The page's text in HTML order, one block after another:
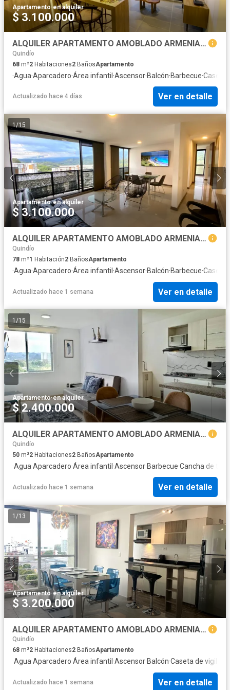
Apartamento·en alquiler
$ 3.100.000
ALQUILER APARTAMENTO AMOBLADO ARMENIA EN ZONATA CENTRO MEDICO
Quindío
68 m²2 Habitaciones2 BañosApartamento
·Agua·Aparcadero·Área infantil·Ascensor·Balcón·Barbecue·Caseta
Actualizado hace 4 días Ver en detalle
1/15
Apartamento·en alquiler
$ 3.100.000
ALQUILER APARTAMENTO AMOBLADO ARMENIA IMPACTANTE VISTA A LA MONTAÑA
Quindío
78 m²1 Habitación2 BañosApartamento
·Agua·Aparcadero·Área infantil ·Ascensor·Balcón·Barbecue·Caseta
Actualizado hace 1 semana Ver en detalle
1 /15
Apartamento·en alquiler
$ 2.400.000
ALQUILER APARTAMENTO AMOBLADO ARMENIA ESPECTACULAR VISTA CAFETERA
Quindío
50 m²2 Habitaciones2 BañosApartamento
·Agua·Aparcadero·Área infantil ·Ascensor·Barbecue·Cancha de
Actualizado hace 1 semana Ver en detalle
1 /13
Apartamento·en alquiler
$ 3.200.000
ALQUILER APARTAMENTO AMOBLADO ARMENIA GENIAL UBICACION Y VISTA
Quindío
68 m²2 Habitaciones2 BañosApartamento
·Agua·Aparcadero·Área infantil ·Ascensor·Balcón·Caseta de
Actualizado hace 1 semana Ver en detalle